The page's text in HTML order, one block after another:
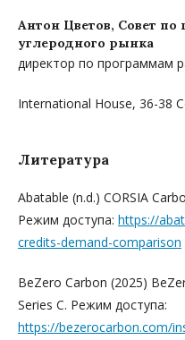
Антон Цветов, Совет по
углеродного рынка
директор по программам
International House, 36-38
Литература
Abatable (n.d.) CORSIA
Режим доступа: https://
credits-demand-comparison
BeZero Carbon (2025)
Series C. Режим доступа:
https://bezerocarbon.com/